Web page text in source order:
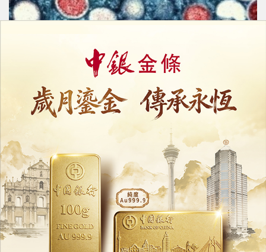
猴痘再成全球關注公衛緊急事件
世衛籲一致應對
15/08/2024